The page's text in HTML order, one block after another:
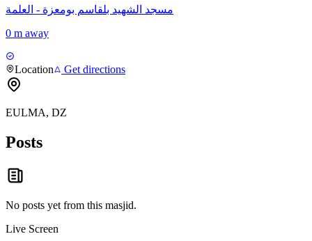
مسجد الشهيد بلقاسم بومعزة - العلمة
0 m away
Location Get directions
EULMA, DZ
Posts
No posts yet from this masjid.
Live Screen